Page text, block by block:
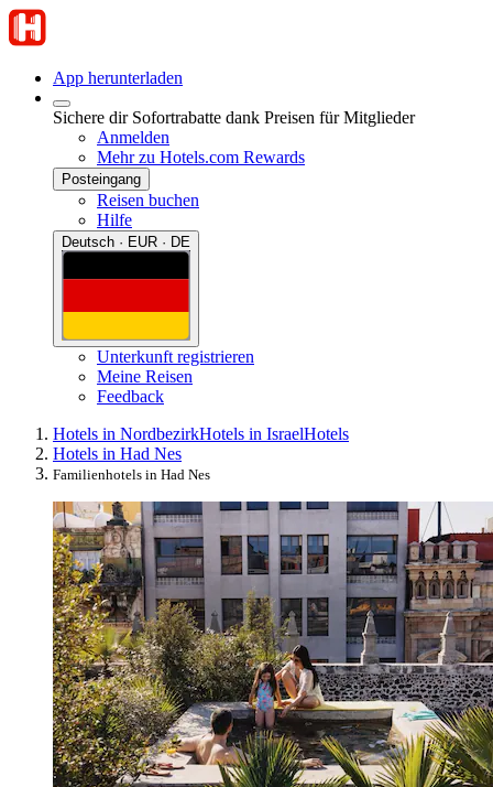
App herunterladen
Sichere dir Sofortrabatte dank Preisen für Mitglieder
Anmelden
Mehr zu Hotels.com Rewards
Posteingang
Reisen buchen
Hilfe
Deutsch · EUR · DE
Unterkunft registrieren
Meine Reisen
Feedback
Hotels in NordbezirkHotels in IsraelHotels
Hotels in Had Nes
Familienhotels in Had Nes